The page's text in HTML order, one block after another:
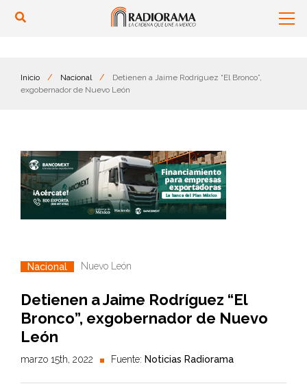
Inicio / Nacional /
Detienen a Jaime Rodríguez “El Bronco”,
exgobernador de Nuevo León
Nacional Nuevo León
Detienen a Jaime Rodríguez “El
Bronco”, exgobernador de Nuevo
León
marzo 15th, 2022 Fuente: Noticias Radiorama